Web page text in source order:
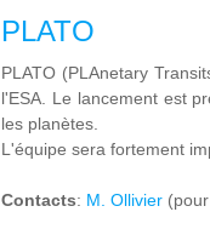
PLATO
PLATO (PLAnetary
l'ESA. Le lancement est
les planètes.
L'équipe sera fortement
Contacts: M. Ollivier